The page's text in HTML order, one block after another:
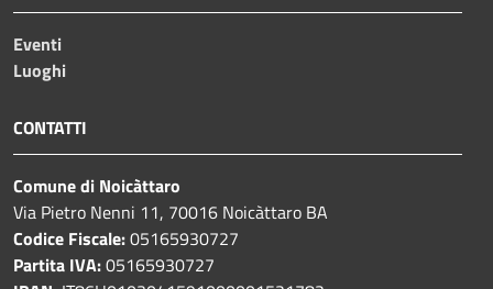
Eventi
Luoghi
CONTATTI
Comune di Noicàttaro
Via Pietro Nenni 11, 70016 Noicàttaro BA
Codice Fiscale:05165930727
Partita IVA:05165930727